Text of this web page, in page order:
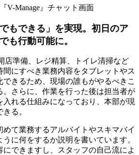
V-Manage』チャット画面
もできる」を実現。初日のア
も行動可能に。
店準備、レジ精算、トイレ清掃など
にすべき業務内容をタブレットやス
きるため、現場の誰もがやるべきこ
。さらに、作業を行った後は担当者が
れる仕組みになっており、本部が現
る。
めて業務するアルバイトやスキマバイ
うに何をするか説明を書いています。
できますし、スタッフの自己流によ